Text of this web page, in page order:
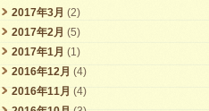
2017年3月 (2)
2017年2月 (5)
2017年1月 (1)
2016年12月 (4)
2016年11月 (4)